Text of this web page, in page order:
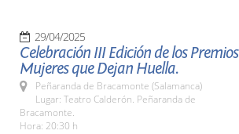
29/04/2025
Celebración III Edición de los Premios
Mujeres que Dejan Huella.
Peñaranda de Bracamonte (Salamanca)
Lugar: Teatro Calderón. Peñaranda de
Bracamonte.
Hora: 20:30 h